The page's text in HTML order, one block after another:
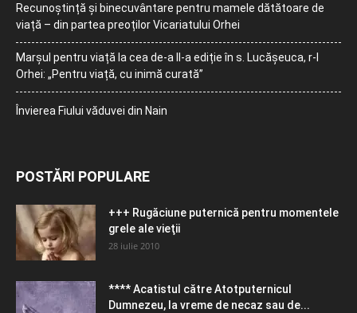
Recunoștință și binecuvântare pentru mamele dătătoare de
viață – din partea preoților Vicariatului Orhei
Marșul pentru viață la cea de-a II-a ediție în s. Lucășeuca, r-l
Orhei: „Pentru viață, cu inimă curată”
Învierea Fiului văduvei din Nain
POSTĂRI POPULARE
+++ Rugăciune puternică pentru momentele
grele ale vieţii
28 iulie 2010
**** Acatistul către Atotputernicul
Dumnezeu, la vreme de necaz sau de...